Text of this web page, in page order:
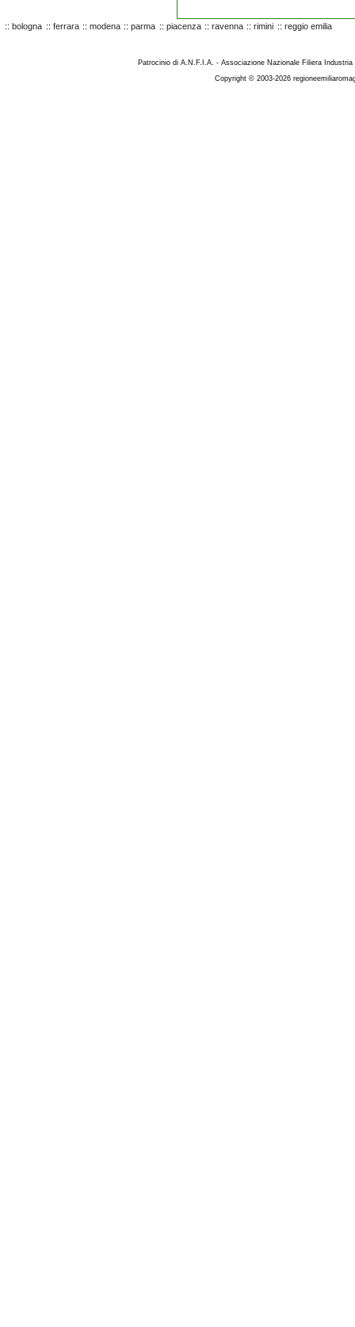
:: bologna :: ferrara :: modena :: parma :: piacenza :: ravenna :: rimini :: reggio emilia
Patrocinio di A.N.F.I.A. - Associazione Nazionale Filiera
Copyright © 2003-2026